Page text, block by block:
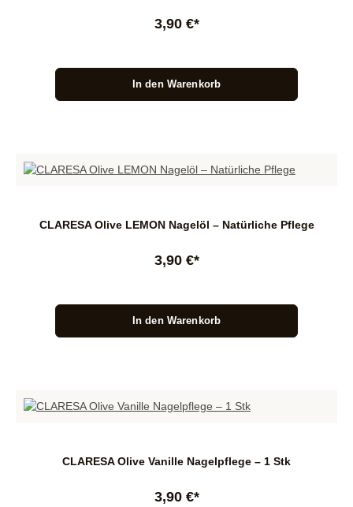
3,90 €*
In den Warenkorb
CLARESA Olive LEMON Nagelöl – Natürliche Pflege
3,90 €*
In den Warenkorb
CLARESA Olive Vanille Nagelpflege – 1 Stk
3,90 €*